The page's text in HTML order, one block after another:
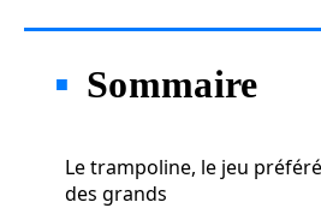
Sommaire
Le trampoline, le jeu
des grands